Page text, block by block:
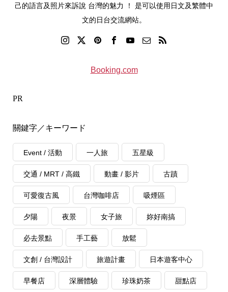
己的語言及照片來訴說 台灣的魅力 ！ 是可以使用日文及繁體中
文的日台交流網站。
Booking.com
PR
關鍵字／キーワード
Event / 活動 一人旅 五星級
交通 / MRT / 高鐵 動畫 / 影片 古蹟
可愛復古風 台灣咖啡店 吸煙區
夕陽 夜景 女子旅 妳好南搞
必去景點 手工藝 放鬆
文創 / 台灣設計 旅遊計畫 日本遊客中心
早餐店 深層體驗 珍珠奶茶 甜點店